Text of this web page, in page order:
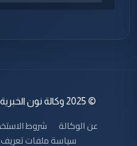
© 2025 وكالة نون الخبرية. جميع الحقوق محفوظة.
عن الوكالة شروط
سياسة ملفات تعريف